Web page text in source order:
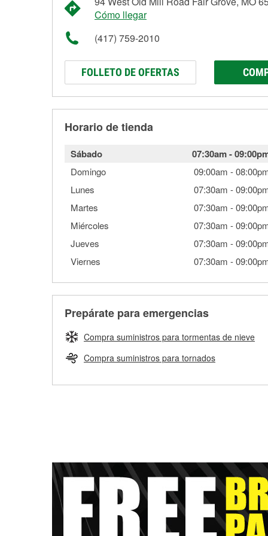
Cómo llegar
(417) 759-2010
FOLLETO DE OFERTAS
Horario de tienda
Sábado 07:30am-
Domingo 09:00am -
Lunes
07:30am -
Martes
07:30am -
Miércoles
07:30am -
Jueves
07:30am -
Viernes
07:30am -
Prepárate para emergencias
Compra suministros para tormentas de nieve
Compra suministros para tornados